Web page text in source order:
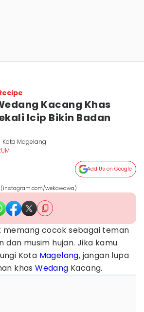
Kacang Khas
Icip Bikin Badan
Kota Magelang
Add Us on Google
wekawawa)
memang cocok sebagai teman
dan musim hujan. Jika kamu
Kota Magelang, jangan lupa
khasWedang Kacang.